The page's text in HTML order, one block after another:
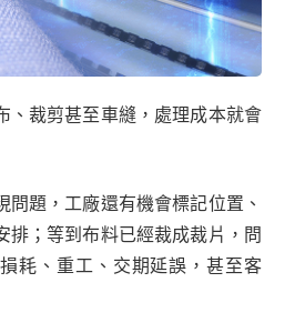
、裁剪甚至車縫，處理成本就會
問題，工廠還有機會標記位置、
排；等到布料已經裁成裁片，問
耗、重工、交期延誤，甚至客